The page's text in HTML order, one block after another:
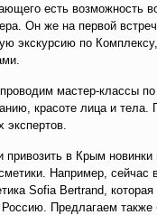
есть возможность
Он же на первой
экскурсию по
мастер-классы по
красоте лица и
экспертов.
привозить в Крым новинки
Например, сейчас
Sofia Bertrand,
Предлагаем также